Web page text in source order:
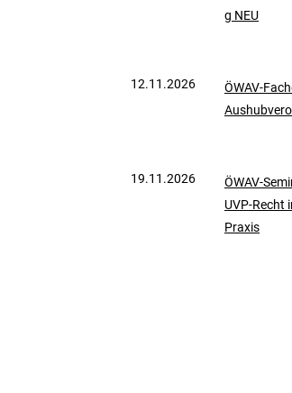
g NEU
12.11.2026
ÖWAV-
19.11.2026
ÖWAV-
UVP-Recht
Praxis